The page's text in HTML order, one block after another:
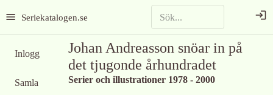
Seriekatalogen.se
Inlogg
Samla
Johan Andreasson snöar in på
det tjugonde århundradet
Serier och illustrationer 1978 - 2000